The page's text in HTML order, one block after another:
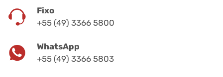
Fixo
+55 (49) 3366 5800
WhatsApp
+55 (49) 3366 5803